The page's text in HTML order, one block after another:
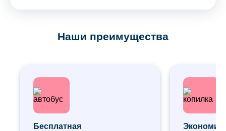
Наши преимущества
Бесплатная
Экономия